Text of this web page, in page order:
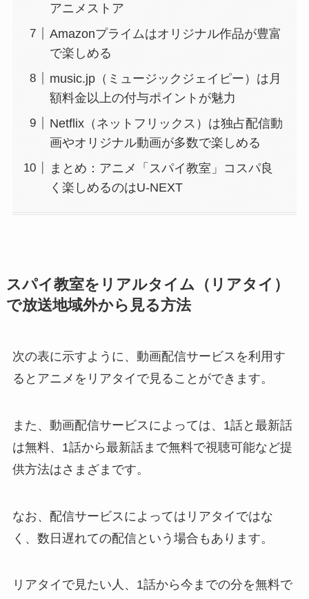
アニメストア
Amazonプライムはオリジナル作品が豊富
で楽しめる
music.jp（ミュージックジェイピー）は月
額料金以上の付与ポイントが魅力
Netflix（ネットフリックス）は独占配信動
画やオリジナル動画が多数で楽しめる
まとめ：アニメ「スパイ教室」コスパ良
く楽しめるのはU-NEXT
スパイ教室をリアルタイム（リアタイ）
で放送地域外から見る方法
次の表に示すように、動画配信サービスを利用す
るとアニメをリアタイで見ることができます。
また、動画配信サービスによっては、1話と最新話
は無料、1話から最新話まで無料で視聴可能など提
供方法はさまざまです。
なお、配信サービスによってはリアタイではな
く、数日遅れての配信という場合もあります。
リアタイで見たい人、1話から今までの分を無料で